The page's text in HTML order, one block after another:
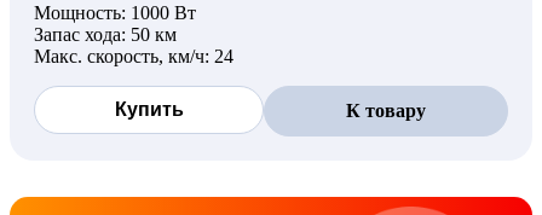
Мощность: 1000 Вт
Запас хода: 50 км
Макс. скорость, км/ч: 24
Купить К товару